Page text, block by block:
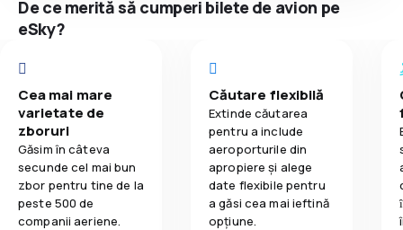
De ce merită să cumperi bilete de avion pe
eSky?
Cea mai mare
varietate de
zboruri
Găsim în câteva
secunde cel mai bun
zbor pentru tine de la
peste 500 de
companii aeriene.
Căutare flexibilă
Extinde căutarea
pentru a include
aeroporturile din
apropiere și alege
date flexibile pentru
a găsi cea mai ieftină
opțiune.